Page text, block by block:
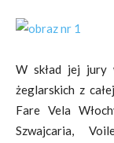
W skład jej jury
żeglarskich z
Fare Vela
Szwajcaria,